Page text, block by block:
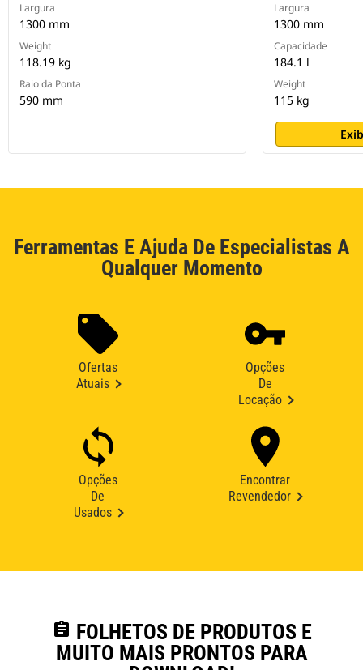
Largura
1300 mm
Weight
118.19 kg
Raio da Ponta
590 mm
Largura
1300 mm
Capacidade
184.1 l
Weight
115 kg
Ferramentas E Ajuda De Especialistas A
Qualquer Momento
Ofertas
Atuais
Opções
De
Locação
Opções
De
Usados
Encontrar
Revendedor
assignment FOLHETOS DE PRODUTOS E
MUITO MAIS PRONTOS PARA